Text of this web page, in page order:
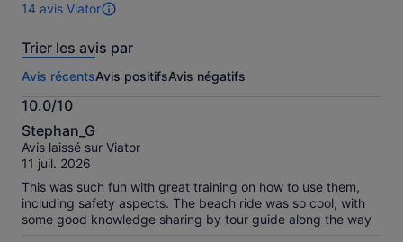
14 avis Viator
14 avis
cette
Plus
d’informations
sur
nos
avis
vérifiés
Trier les avis par
Avis récentsAvis positifsAvis négatifs
10.0/10
10.0
sur
10
Stephan_G
Avis laissé sur Viator
11 juil. 2026
This was such fun with great training on how to use them,
including safety aspects. The beach ride was so cool, with
some good knowledge sharing by tour guide along the way